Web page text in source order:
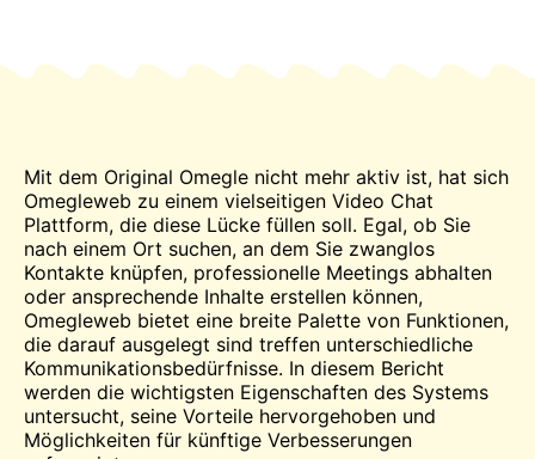
Mit dem Original Omegle nicht mehr aktiv ist, hat sich
Omegleweb zu einem vielseitigen Video Chat
Plattform, die diese Lücke füllen soll. Egal, ob Sie
nach einem Ort suchen, an dem Sie zwanglos
Kontakte knüpfen, professionelle Meetings abhalten
oder ansprechende Inhalte erstellen können,
Omegleweb bietet eine breite Palette von Funktionen,
die darauf ausgelegt sind treffen unterschiedliche
Kommunikationsbedürfnisse. In diesem Bericht
werden die wichtigsten Eigenschaften des Systems
untersucht, seine Vorteile hervorgehoben und
Möglichkeiten für künftige Verbesserungen